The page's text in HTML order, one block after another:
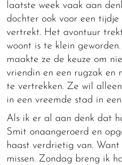
laatste week vaak aan
dochter ook voor een
vertrekt. Het avontuur
woont is te klein
maakte ze de keuze om
vriendin en een rugzak en
te vertrekken. Ze wil
in een vreemde stad in
Als ik er al aan denk dat
Smit onaangeroerd en
haast verdrietig van.
missen. Zondag breng ik